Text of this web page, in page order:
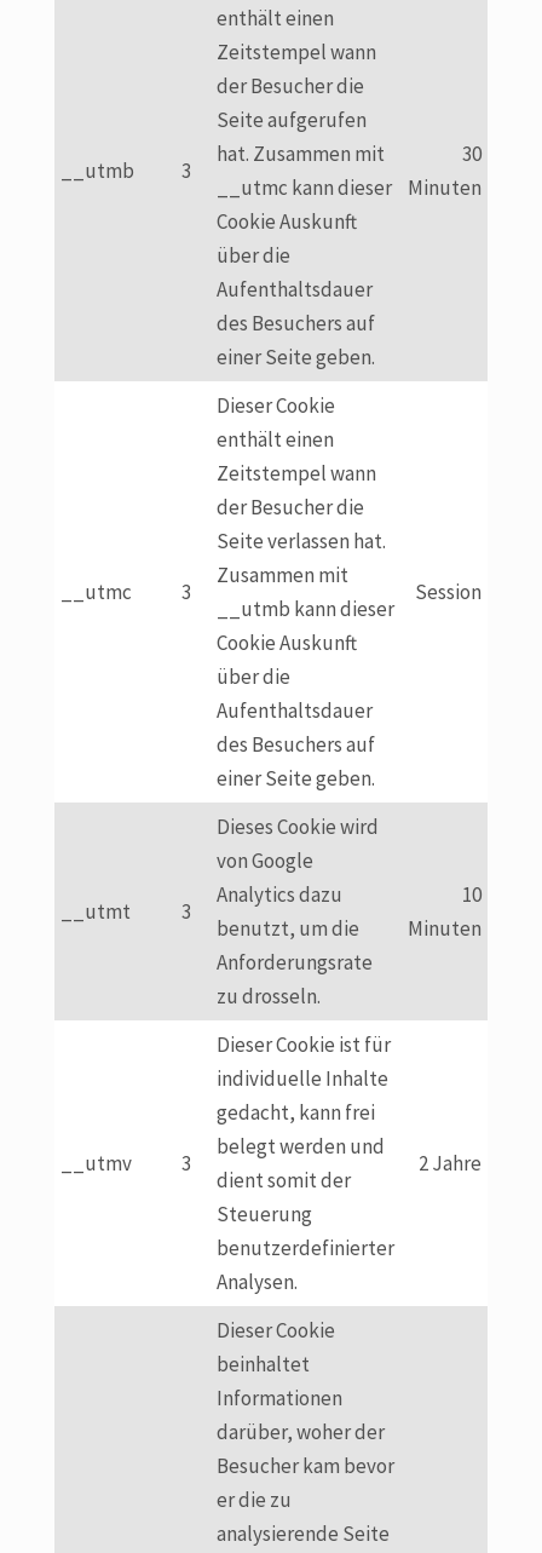
__utmb 3
enthält einen
Zeitstempel wann
der Besucher die
Seite aufgerufen
hat. Zusammen mit
__utmc kann dieser
Cookie Auskunft
über die
Aufenthaltsdauer
des Besuchers auf
einer Seite geben.
30
Minuten
__utmc 3
Dieser Cookie
enthält einen
Zeitstempel wann
der Besucher die
Seite verlassen hat.
Zusammen mit
__utmb kann dieser
Cookie Auskunft
über die
Aufenthaltsdauer
des Besuchers auf
einer Seite geben.
Session
__utmt 3
Dieses Cookie wird
von Google
Analytics dazu
benutzt, um die
Anforderungsrate
zu drosseln.
10
Minuten
__utmv 3
Dieser Cookie ist für
individuelle Inhalte
gedacht, kann frei
belegt werden und
dient somit der
Steuerung
benutzerdefinierter
Analysen.
2 Jahre
Dieser Cookie
beinhaltet
Informationen
darüber, woher der
Besucher kam bevor
er die zu
analysierende Seite